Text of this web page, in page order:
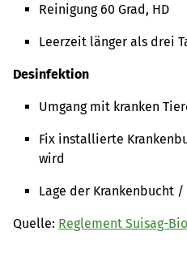
Reinigung 60 Grad, HD
Leerzeit länger als drei
Desinfektion
Umgang mit kranken
Fix installierte
wird
Lage der Krankenbucht
Quelle: Reglement Suisag-